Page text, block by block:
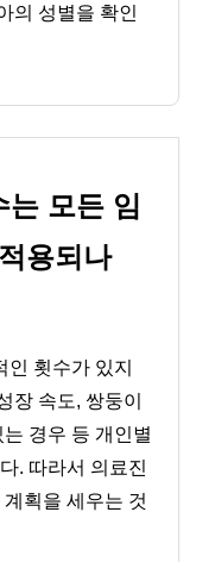
의 성별을 확인
는 모든 임
용되나
횟수가 있지
장 속도, 쌍둥이
경우 등 개인별
. 따라서 의료진
획을 세우는 것